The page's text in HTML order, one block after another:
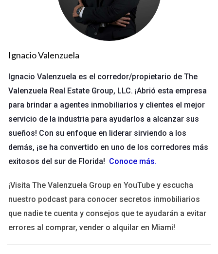
Artículos sobre el proceso de compra y venta de
Guías sobre cómo preparar una casa para la venta.
Estadísticas de mercado local y tendencias de precios.
Consejos sobre financiamiento de hipotecas y opciones
de crédito.
Publicaciones de Entretenimiento
El entretenimiento también tiene un papel crucial en las redes
sociales. Publicaciones ligeras, como memes relacionados con
la compra de casas, encuestas o datos curiosos sobre la
industria inmobiliaria, pueden humanizar tu marca y hacer que
tus seguidores se conecten contigo de una manera más
comprometida y motivada para interactuar con tu contenido.
Ideas para publicaciones entretenidas
Memes sobre situaciones comunes en la compra de
propiedades.
Ignacio Valenzuela
Ignacio Valenzuela es el corredor/propietario de The
Valenzuela Real Estate Group, LLC. ¡Abrió esta empresa
para brindar a agentes inmobiliarios y clientes el mejor
servicio de la industria para ayudarlos a alcanzar sus
sueños! Con su enfoque en liderar sirviendo a los
demás, ¡se ha convertido en uno de los corredores más
exitosos del sur de Florida! Conoce más.
¡Visita The Valenzuela Group en YouTube y escucha
nuestro podcast para conocer secretos inmobiliarios
que nadie te cuenta y consejos que te ayudarán a evitar
errores al comprar, vender o alquilar en Miami!